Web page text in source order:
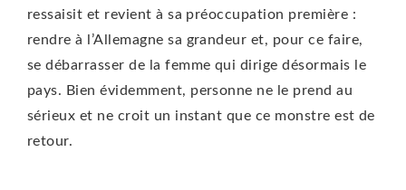
ressaisit et revient à sa préoccupation première :
rendre à l’Allemagne sa grandeur et, pour ce faire,
se débarrasser de la femme qui dirige désormais le
pays. Bien évidemment, personne ne le prend au
sérieux et ne croit un instant que ce monstre est de
retour.